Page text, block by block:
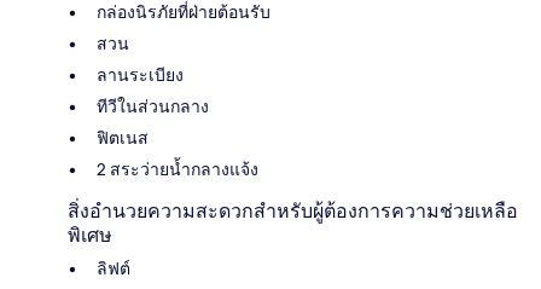
กล่องนิรภัยที่ฝ่ายต้อนรับ
สวน
ลานระเบียง
ทีวีในส่วนกลาง
ฟิตเนส
2 สระว่ายน้ำกลางแจ้ง
สิ่งอำนวยความสะดวกสำหรับผู้ต้องการความช่วยเหลือ
พิเศษ
ลิฟต์